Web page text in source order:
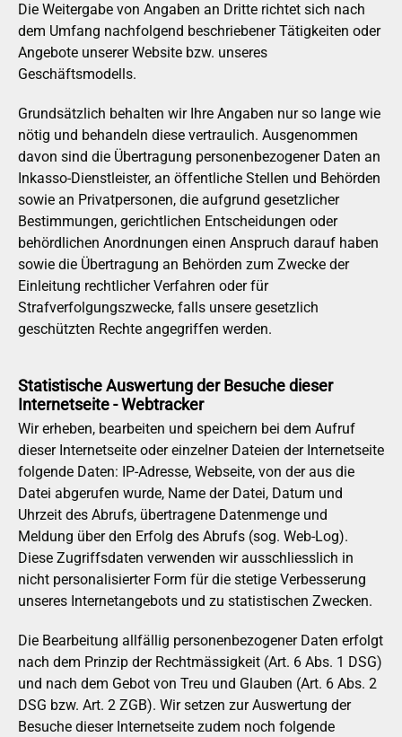
Die Weitergabe von Angaben an Dritte richtet sich nach
dem Umfang nachfolgend beschriebener Tätigkeiten oder
Angebote unserer Website bzw. unseres
Geschäftsmodells.
Grundsätzlich behalten wir Ihre Angaben nur so lange wie
nötig und behandeln diese vertraulich. Ausgenommen
davon sind die Übertragung personenbezogener Daten an
Inkasso-Dienstleister, an öffentliche Stellen und Behörden
sowie an Privatpersonen, die aufgrund gesetzlicher
Bestimmungen, gerichtlichen Entscheidungen oder
behördlichen Anordnungen einen Anspruch darauf haben
sowie die Übertragung an Behörden zum Zwecke der
Einleitung rechtlicher Verfahren oder für
Strafverfolgungszwecke, falls unsere gesetzlich
geschützten Rechte angegriffen werden.
Statistische Auswertung der Besuche dieser
Internetseite - Webtracker
Wir erheben, bearbeiten und speichern bei dem Aufruf
dieser Internetseite oder einzelner Dateien der Internetseite
folgende Daten: IP-Adresse, Webseite, von der aus die
Datei abgerufen wurde, Name der Datei, Datum und
Uhrzeit des Abrufs, übertragene Datenmenge und
Meldung über den Erfolg des Abrufs (sog. Web-Log).
Diese Zugriffsdaten verwenden wir ausschliesslich in
nicht personalisierter Form für die stetige Verbesserung
unseres Internetangebots und zu statistischen Zwecken.
Die Bearbeitung allfällig personenbezogener Daten erfolgt
nach dem Prinzip der Rechtmässigkeit (Art. 6 Abs. 1 DSG)
und nach dem Gebot von Treu und Glauben (Art. 6 Abs. 2
DSG bzw. Art. 2 ZGB). Wir setzen zur Auswertung der
Besuche dieser Internetseite zudem noch folgende